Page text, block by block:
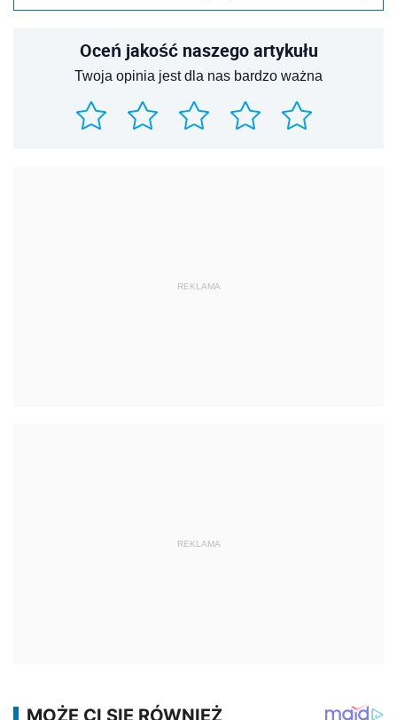
Oceń jakość naszego artykułu
Twoja opinia jest dla nas bardzo ważna
REKLAMA
REKLAMA